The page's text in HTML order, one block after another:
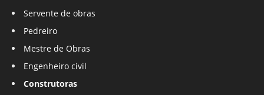
Servente de obras
Pedreiro
Mestre de Obras
Engenheiro civil
Construtoras